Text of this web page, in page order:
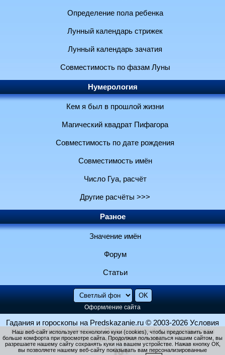
Определение пола ребенка
Лунный календарь стрижек
Лунный календарь зачатия
Совместимость по фазам Луны
Нумерология
Кем я был в прошлой жизни
Магический квадрат Пифагора
Совместимость по дате рождения
Совместимость имён
Число Гуа, расчёт
Другие расчёты >>>
Разное
Значение имён
Форум
Статьи
Оформление сайта
Гадания и гороскопы на Predskazanie.ru © 2003-2026 Условия
использования и контакты Политика конфиденциальности
Использование файлов cookie
Наш веб-сайт использует технологию куки (cookies), чтобы предоставить вам
больше комфорта при просмотре сайта. Продолжая пользоваться нашим сайтом, вы
разрешаете нашему сайту сохранять куки на вашем устройстве. Нажав кнопку ОК,
вы позволяете нашему веб-сайту показывать вам персонализированные